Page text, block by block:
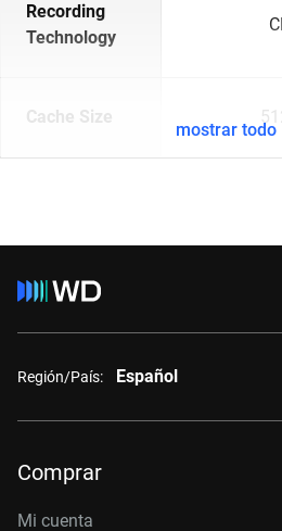
Recording
Technology
Cache Size
mostrar todo
Región/País: Español
Comprar
Mi cuenta